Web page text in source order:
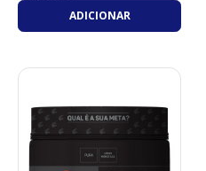
ADICIONAR